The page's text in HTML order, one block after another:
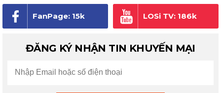
FanPage: 15k
người theo dõi
LOSi TV: 186k
ĐĂNG KÝ NHẬN TIN KHUYẾN MẠI